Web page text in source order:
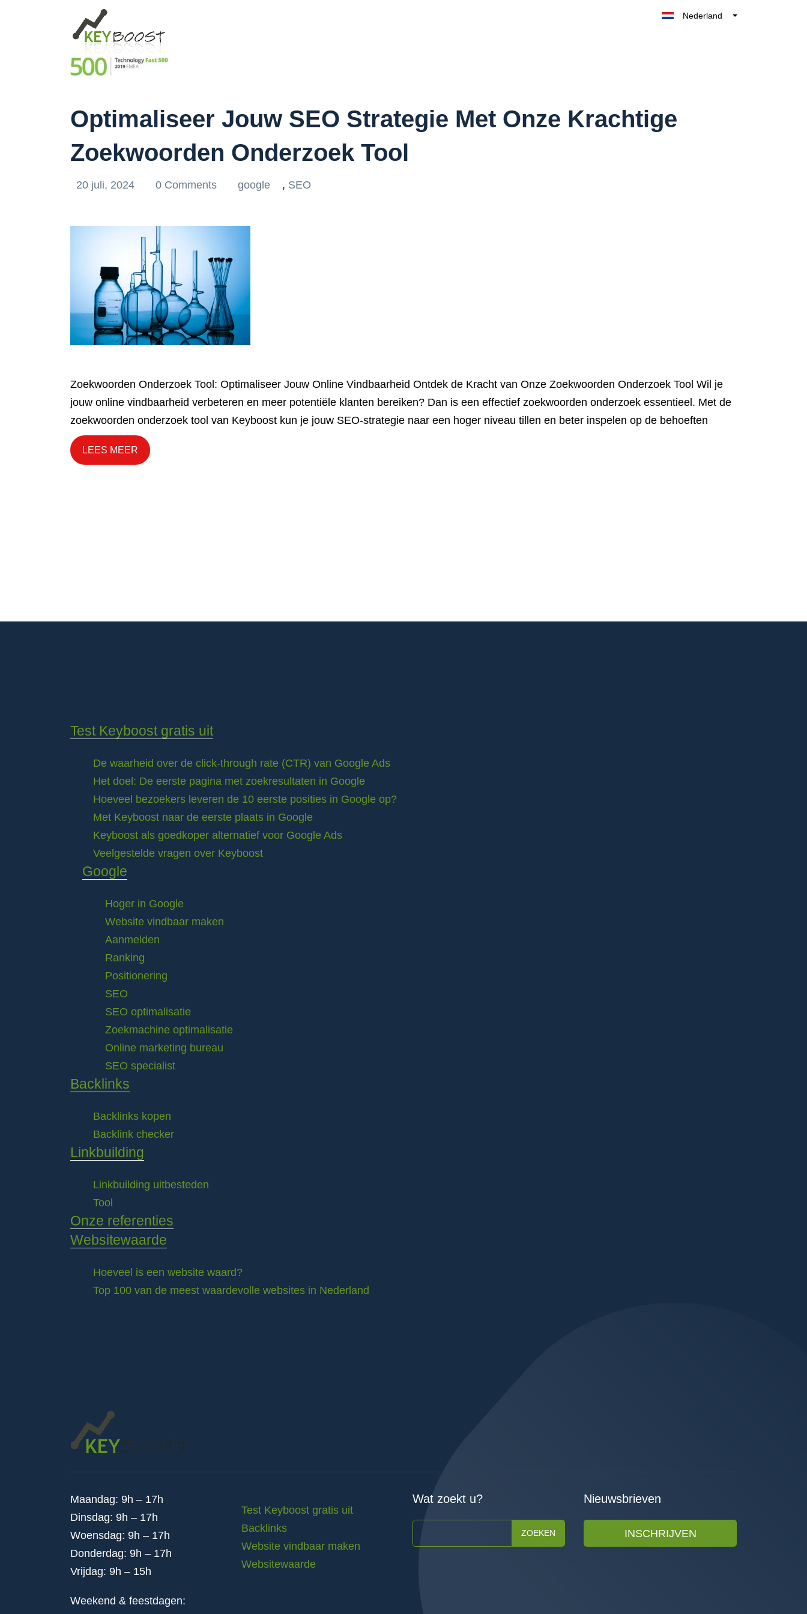
Nederland
Optimaliseer Jouw SEO Strategie Met Onze Krachtige
Zoekwoorden Onderzoek Tool
20 juli, 2024 0 Comments google , SEO
Zoekwoorden Onderzoek Tool: Optimaliseer Jouw Online Vindbaarheid Ontdek de Kracht van Onze Zoekwoorden Onderzoek Tool Wil je
jouw online vindbaarheid verbeteren en meer potentiële klanten bereiken? Dan is een effectief zoekwoorden onderzoek essentieel. Met de
zoekwoorden onderzoek tool van Keyboost kun je jouw SEO-strategie naar een hoger niveau tillen en beter inspelen op de behoeften
LEES MEER
Test Keyboost gratis uit
De waarheid over de click-through rate (CTR) van Google Ads
Het doel: De eerste pagina met zoekresultaten in Google
Hoeveel bezoekers leveren de 10 eerste posities in Google op?
Met Keyboost naar de eerste plaats in Google
Keyboost als goedkoper alternatief voor Google Ads
Veelgestelde vragen over Keyboost
Google
Hoger in Google
Website vindbaar maken
Aanmelden
Ranking
Positionering
SEO
SEO optimalisatie
Zoekmachine optimalisatie
Online marketing bureau
SEO specialist
Backlinks
Backlinks kopen
Backlink checker
Linkbuilding
Linkbuilding uitbesteden
Tool
Onze referenties
Websitewaarde
Hoeveel is een website waard?
Top 100 van de meest waardevolle websites in Nederland
Maandag: 9h – 17h
Dinsdag: 9h – 17h
Woensdag: 9h – 17h
Donderdag: 9h – 17h
Vrijdag: 9h – 15h
Weekend & feestdagen:
Test Keyboost gratis uit
Backlinks
Website vindbaar maken
Websitewaarde
Wat zoekt u?
ZOEKEN
Nieuwsbrieven
INSCHRIJVEN